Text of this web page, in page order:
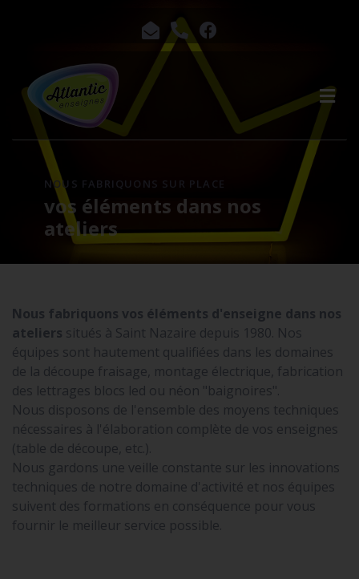
NOUS FABRIQUONS SUR PLACE
vos éléments dans nos
ateliers
Nous fabriquons vos éléments d'enseigne dans nos
ateliers situés à Saint Nazaire depuis 1980. Nos
équipes sont hautement qualifiées dans les domaines
de la découpe fraisage, montage électrique, fabrication
des lettrages blocs led ou néon "baignoires".
Nous disposons de l'ensemble des moyens techniques
nécessaires à l'élaboration complète de vos enseignes
(table de découpe, etc.).
Nous gardons une veille constante sur les innovations
techniques de notre domaine d'activité et nos équipes
suivent des formations en conséquence pour vous
fournir le meilleur service possible.